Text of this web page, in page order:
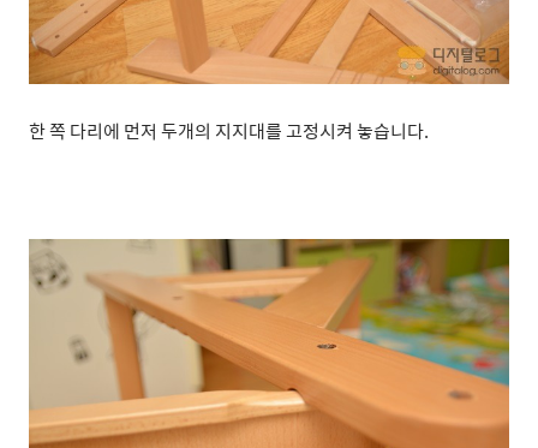
한 쪽 다리에 먼저 두개의 지지대를 고정시켜 놓습니다.